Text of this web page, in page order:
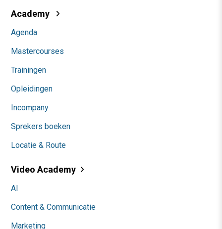
Academy
Agenda
Mastercourses
Trainingen
Opleidingen
Incompany
Sprekers boeken
Locatie & Route
Video Academy
AI
Content & Communicatie
Marketing